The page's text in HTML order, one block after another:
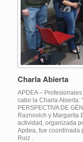
Charla Abierta
APDEA –
cabo la Charla Abierta:
PERSPECTIVA DE
Raznovich y Margarita
actividad, organizada
Apdea, fue coordinada
Ruiz .